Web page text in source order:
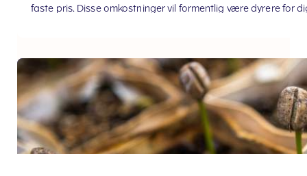
faste pris. Disse omkostninger vil formentlig være dyrere for